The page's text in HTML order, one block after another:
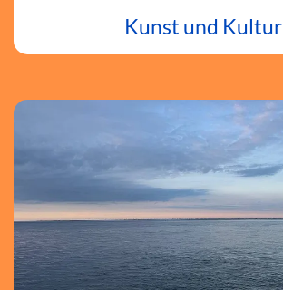
Kunst und Kultur